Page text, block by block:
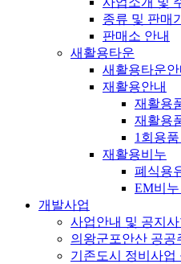
종류 및 판매
판매소 안내
새활용타운
새활용타운안
재활용안내
재활용
재활용
1회용품
재활용비누
폐식용
EM비누
개발사업
사업안내 및 공지
의왕군포안산 공공
기존도시 정비사업